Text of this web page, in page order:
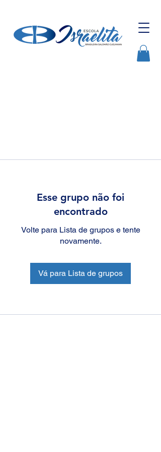
Esse grupo não foi
encontrado
Volte para Lista de grupos e tente
novamente.
Vá para Lista de grupos